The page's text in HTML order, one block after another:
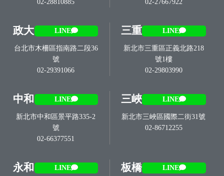
02-28810885
02-27667922
政大 LINE
台北市木柵區指南路二段36
號
02-29391066
三重 LINE
新北市三重區正義北路218
號1樓
02-29803990
中和 LINE
新北市中和區景平路335-2
號
02-66377551
三峽 LINE
新北市三峽區國際二街31號
02-86712255
永和 LINE 板橋 LINE